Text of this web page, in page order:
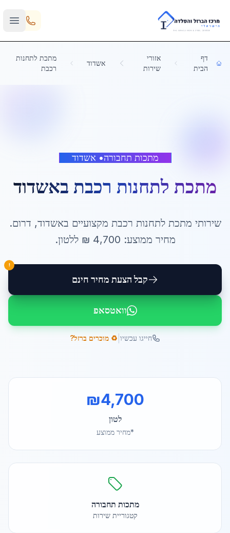
Skip to main content
דף
הבית
אזורי
שירות
אשדוד
מתכת לתחנות
רכבת
מתכות תחבורה• אשדוד
מתכת לתחנות רכבת באשדוד
שירותי מתכת לתחנות רכבת מקצועיים באשדוד, דרום.
מחיר ממוצע: 4,700 ₪ ללטון.
קבל הצעת מחיר חינם
!
וואטסאפ
חייגו עכשיו ♻️ מוכרים ברזל?
₪4,700
לטון
*מחיר ממוצע
מתכות תחבורה
קטגוריית שירות